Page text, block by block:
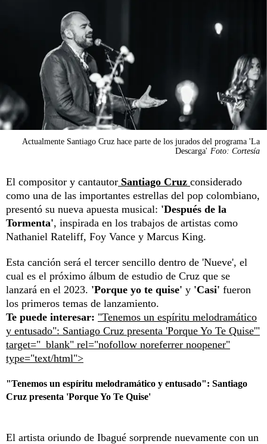
Actualmente Santiago Cruz hace parte de los jurados del programa 'La
Descarga' Foto: Cortesía
El compositor y cantautor Santiago Cruz considerado
como una de las importantes estrellas del pop colombiano,
presentó su nueva apuesta musical: 'Después de la
Tormenta', inspirada en los trabajos de artistas como
Nathaniel Rateliff, Foy Vance y Marcus King.
Esta canción será el tercer sencillo dentro de 'Nueve', el
cual es el próximo álbum de estudio de Cruz que se
lanzará en el 2023. 'Porque yo te quise' y 'Casi' fueron
los primeros temas de lanzamiento.
Te puede interesar: "Tenemos un espíritu melodramático
y entusado": Santiago Cruz presenta 'Porque Yo Te Quise'"
target="_blank" rel="nofollow noreferrer noopener"
type="text/html">
"Tenemos un espíritu melodramático y entusado": Santiago
Cruz presenta 'Porque Yo Te Quise'
El artista oriundo de Ibagué sorprende nuevamente con un